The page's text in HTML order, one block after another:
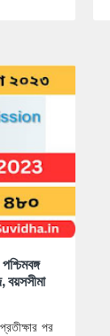
বয়সসীমা
পর